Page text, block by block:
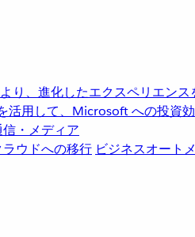
り、進化したエクスペリエン
活用して、Microsoft への投資効
信・メディア
ラウドへの移行 ビジネスオート